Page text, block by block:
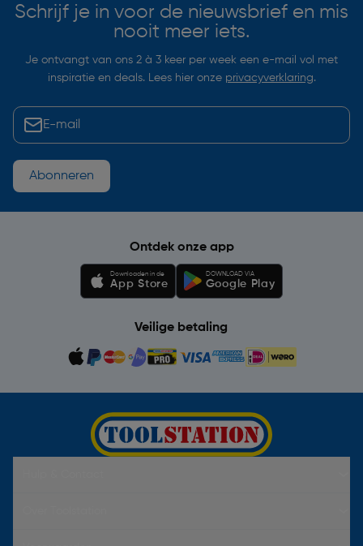
Schrijf je in voor de nieuwsbrief en mis
nooit meer iets.
Je ontvangt van ons 2 à 3 keer per week een e-mail vol met
inspiratie en deals. Lees hier onze privacyverklaring.
Abonneren
Ontdek onze app
Downloaden in de
App Store
DOWNLOAD VIA
Google Play
Veilige betaling